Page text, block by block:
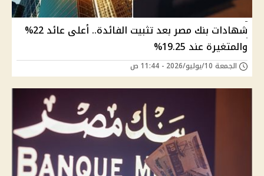
شهادات بنك مصر بعد تثبيت الفائدة.. أعلى عائد 22%
والمتغيرة عند 19.25%
الجمعة 10/يوليو/2026 - 11:44 ص